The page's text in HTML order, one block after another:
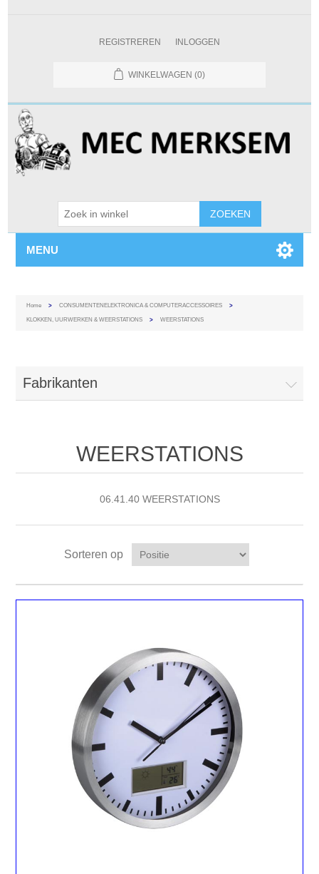
REGISTREREN INLOGGEN
WINKELWAGEN (0)
MENU
Home > CONSUMENTENELEKTRONICA & COMPUTERACCESSOIRES >
KLOKKEN, UURWERKEN & WEERSTATIONS > WEERSTATIONS
Fabrikanten
WEERSTATIONS
06.41.40 WEERSTATIONS
Sorteren op